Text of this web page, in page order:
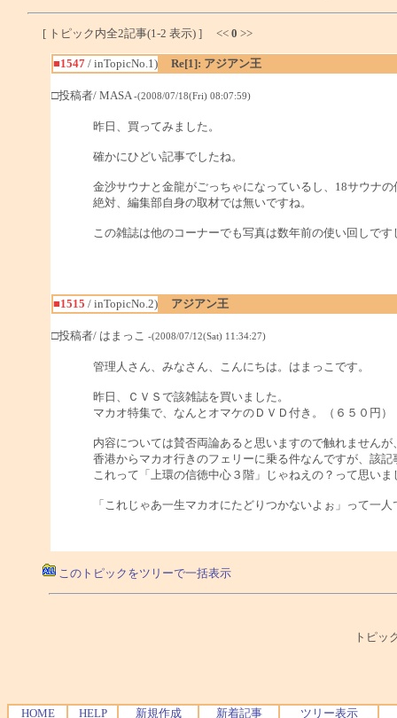
[ トピック内全2記事(1-2 表示) ] << 0 >>
■1547/ inTopicNo.1) Re[1]: アジアン王
□投稿者/ MASA-(2008/07/18(Fri) 08:07:59)
昨日、買ってみました。
確かにひどい記事でしたね。
金沙サウナと金龍がごっちゃになっているし、18サウナ
絶対、編集部自身の取材では無いですね。
この雑誌は他のコーナーでも写真は数年前の使い回しで
■1515 / inTopicNo.2) アジアン王
□投稿者/ はまっこ -(2008/07/12(Sat) 11:34:27)
管理人さん、みなさん、こんにちは。はまっこです。
昨日、ＣＶＳで該雑誌を買いました。
マカオ特集で、なんとオマケのＤＶＤ付き。（６５０円）
内容については賛否両論あると思いますので触れません
香港からマカオ行きのフェリーに乗る件なんですが、該
これって「上環の信徳中心３階」じゃねえの？って思いま
「これじゃあ一生マカオにたどりつかないよぉ」って一
このトピックをツリーで一括表示
トピッ
HOME HELP 新規作成 新着記事 ツリー表示